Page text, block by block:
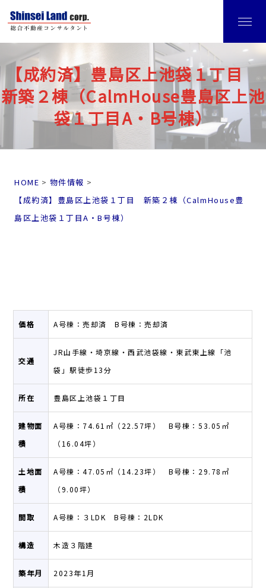
【成約済】豊島区上池袋１丁目
新築２棟（CalmHouse豊島区上池
袋１丁目A・B号棟）
HOME
物件情報
【成約済】豊島区上池袋１丁目 新築２棟（CalmHouse豊
島区上池袋１丁目A・B号棟）
価格 A号棟：売却済 B号棟：売却済
交通
JR山手線・埼京線・西武池袋線・東武東上線「池
袋」駅徒歩13分
所在 豊島区上池袋１丁目
建物面
積
A号棟：74.61㎡（22.57坪） B号棟：53.05㎡
（16.04坪）
土地面
積
A号棟：47.05㎡（14.23坪） B号棟：29.78㎡
（9.00坪）
間取 A号棟：３LDK B号棟：2LDK
構造 木造３階建
築年月 2023年1月